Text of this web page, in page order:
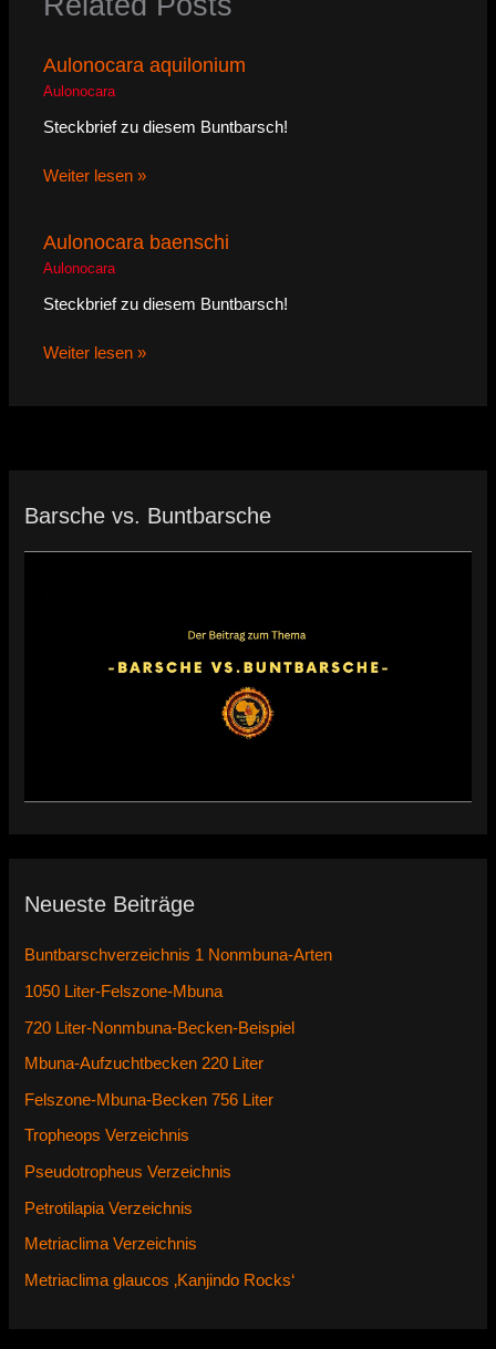
Aulonocara aquilonium
Aulonocara
Steckbrief zu diesem Buntbarsch!
Weiter lesen »
Aulonocara baenschi
Aulonocara
Steckbrief zu diesem Buntbarsch!
Weiter lesen »
Barsche vs. Buntbarsche
Neueste Beiträge
Buntbarschverzeichnis 1 Nonmbuna-Arten
1050 Liter-Felszone-Mbuna
720 Liter-Nonmbuna-Becken-Beispiel
Mbuna-Aufzuchtbecken 220 Liter
Felszone-Mbuna-Becken 756 Liter
Tropheops Verzeichnis
Pseudotropheus Verzeichnis
Petrotilapia Verzeichnis
Metriaclima Verzeichnis
Metriaclima glaucos ‚Kanjindo Rocks‘